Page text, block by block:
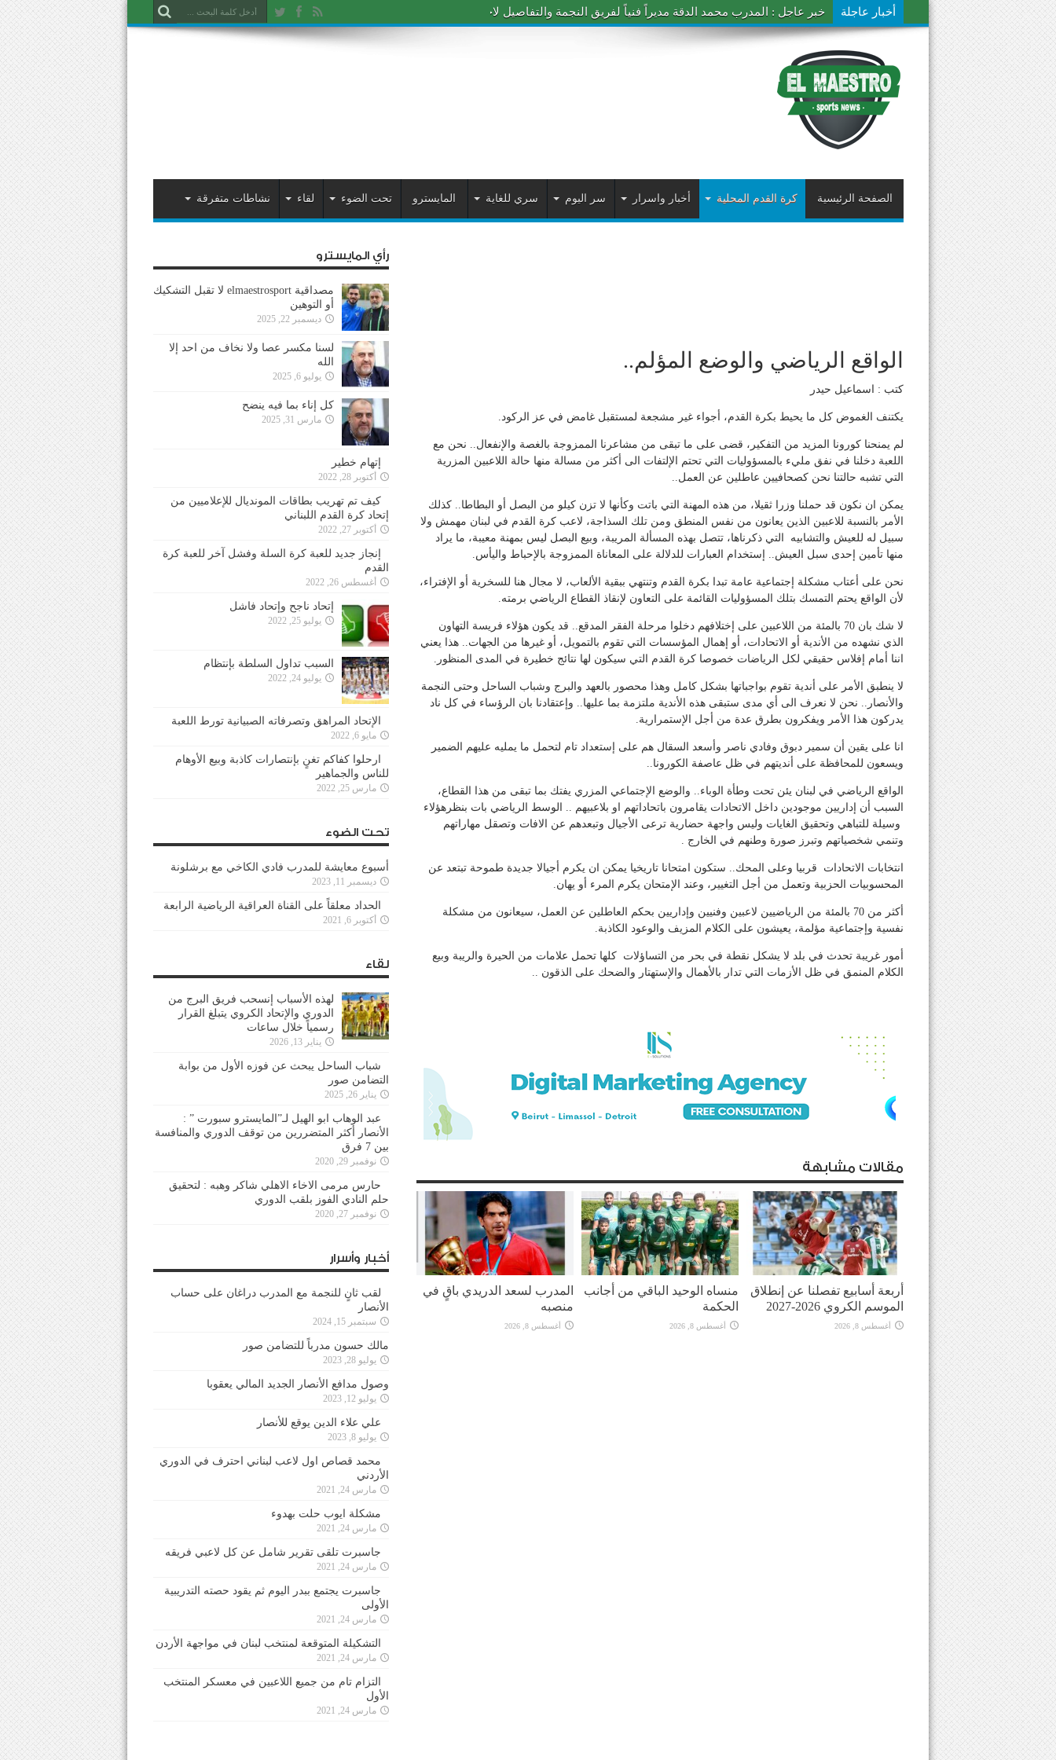
أخبار عاجلة خبر عاجل : المدرب محمد الدقة مديراً فنياً لفريق النجمة والتفاصيل لاحقاً
الصفحة الرئيسية كرة القدم المحلية أخبار واسرار سر اليوم سري للغاية المايسترو تحت الضوء لقاء نشاطات متفرقة
الواقع الرياضي والوضع المؤلم..
كتب : اسماعيل حيدر
يكتنف الغموض كل ما يحيط بكرة القدم، أجواء غير مشجعة لمستقبل غامض في عز الركود.
لم يمنحنا كورونا المزيد من التفكير، قضى على ما تبقى من مشاعرنا الممزوجة بالغصة والإنفعال.. نحن مع
اللعبة دخلنا في نفق مليء بالمسؤوليات التي تحتم الإلتفات الى أكثر من مسالة منها حالة اللاعبين المزرية
التي تشبه حالتنا نحن كصحافيين عاطلين عن العمل..
يمكن ان نكون قد حملنا وزرا ثقيلا، من هذه المهنة التي باتت وكأنها لا تزن كيلو من البصل أو البطاطا.. كذلك
الأمر بالنسبة للاعبين الذين يعانون من نفس المنطق ومن تلك السذاجة، لاعب كرة القدم في لبنان مهمش ولا
سبيل له للعيش والتشابيه التي ذكرناها، تتصل بهذه المسألة المريبة، وبيع البصل ليس بمهنة معيبة، ما يراد
منها تأمين إحدى سبل العيش.. إستخدام العبارات للدلالة على المعاناة الممزوجة بالإحباط واليأس.
نحن على أعتاب مشكلة إجتماعية عامة تبدا بكرة القدم وتنتهي ببقية الألعاب، لا مجال هنا للسخرية أو الإفتراء،
لأن الواقع يحتم التمسك بتلك المسؤوليات القائمة على التعاون لإنقاذ القطاع الرياضي برمته.
لا شك بان 70 بالمئة من اللاعبين على إختلافهم دخلوا مرحلة الفقر المدقع.. قد يكون هؤلاء فريسة التهاون
الذي نشهده من الأندية أو الاتحادات، أو إهمال المؤسسات التي تقوم بالتمويل، أو غيرها من الجهات.. هذا يعني
اننا أمام إفلاس حقيقي لكل الرياضات خصوصا كرة القدم التي سيكون لها نتائج خطيرة في المدى المنظور.
لا ينطبق الأمر على أندية تقوم بواجباتها بشكل كامل وهذا محصور بالعهد والبرج وشباب الساحل وحتى النجمة
والأنصار.. نحن لا نعرف الى أي مدى ستبقى هذه الأندية ملتزمة بما عليها.. وإعتقادنا بان الرؤساء في كل ناد
يدركون هذا الأمر ويفكرون بطرق عدة من أجل الإستمرارية.
انا على يقين أن سمير دبوق وفادي ناصر وأسعد السقال هم على إستعداد تام لتحمل ما يمليه عليهم الضمير
ويسعون للمحافظة على أنديتهم في ظل عاصفة الكورونا..
الواقع الرياضي في لبنان يئن تحت وطأة الوباء.. والوضع الإجتماعي المزري يفتك بما تبقى من هذا القطاع،
السبب أن إداريين موجودين داخل الاتحادات يقامرون باتحاداتهم او بلاعبيهم .. الوسط الرياضي بات بنظرهؤلاء
وسيلة للتباهي وتحقيق الغايات وليس واجهة حضارية ترعى الأجيال وتبعدهم عن الافات وتصقل مهاراتهم
وتنمي شخصياتهم وتبرز صورة وطنهم في الخارج .
انتخابات الاتحادات قربيا وعلى المحك.. ستكون امتحانا تاريخيا يمكن ان يكرم أجيالا جديدة طموحة تبتعد عن
المحسوبيات الحزبية وتعمل من أجل التغيير، وعند الإمتحان يكرم المرء أو يهان.
أكثر من 70 بالمئة من الرياضيين لاعبين وفنيين وإداريين بحكم العاطلين عن العمل، سيعانون من مشكلة
نفسية وإجتماعية مؤلمة، يعيشون على الكلام المزيف والوعود الكاذبة.
أمور غريبة تحدث في بلد لا يشكل نقطة في بحر من التساؤلات كلها تحمل علامات من الحيرة والريبة وبيع
الكلام المنمق في ظل الأزمات التي تدار بالأهمال والإستهتار والضحك على الذقون ..
مقالات مشابهة
أربعة أسابيع تفصلنا عن إنطلاق
الموسم الكروي 2026-2027
أغسطس 8, 2026
منساه الوحيد الباقي من أجانب
الحكمة
أغسطس 8, 2026
المدرب لسعد الدريدي باقٍ في
منصبه
أغسطس 8, 2026
رأي المايسترو
مصداقية elmaestrosport لا تقبل التشكيك
أو التوهين
ديسمبر 22, 2025
لسنا مكسر عصا ولا نخاف من احد إلا
الله
يوليو 6, 2025
كل إناء بما فيه ينضح
مارس 31, 2025
إتهام خطير
أكتوبر 28, 2022
كيف تم تهريب بطاقات المونديال للإعلاميين من
إتحاد كرة القدم اللبناني
أكتوبر 27, 2022
إنجاز جديد للعبة كرة السلة وفشل آخر للعبة كرة
القدم
أغسطس 26, 2022
إتحاد ناجح وإتحاد فاشل
يوليو 25, 2022
السبب تداول السلطة بإنتظام
يوليو 24, 2022
الإتحاد المراهق وتصرفاته الصبيانية تورط اللعبة
مايو 6, 2022
ارحلوا كفاكم تغنٍ بإنتصارات كاذبة وبيع الأوهام
للناس والجماهير
مارس 25, 2022
تحت الضوء
أسبوع معايشة للمدرب فادي الكاخي مع برشلونة
ديسمبر 11, 2023
الحداد معلقاً على القناة العراقية الرياضية الرابعة
أكتوبر 6, 2021
لقاء
لهذه الأسباب إنسحب فريق البرج من
الدوري والإتحاد الكروي يتبلغ القرار
رسمياً خلال ساعات
يناير 13, 2026
شباب الساحل يبحث عن فوزه الأول من بوابة
التضامن صور
يناير 26, 2025
عبد الوهاب ابو الهيل لـ”المايسترو سبورت ” :
الأنصار أكثر المتضررين من توقف الدوري والمنافسة
بين 7 فرق
نوفمبر 29, 2020
حارس مرمى الاخاء الاهلي شاكر وهبه : لتحقيق
حلم النادي الفوز بلقب الدوري
نوفمبر 27, 2020
أخبار وأسرار
لقب ثانٍ للنجمة مع المدرب دراغان على حساب
الأنصار
سبتمبر 15, 2024
مالك حسون مدرباً للتضامن صور
يوليو 28, 2023
وصول مدافع الأنصار الجديد المالي يعقوبا
يوليو 12, 2023
علي علاء الدين يوقع للأنصار
يوليو 8, 2023
محمد قصاص اول لاعب لبناني احترف في الدوري
الأردني
مارس 24, 2021
مشكلة ايوب حلت بهدوء
مارس 24, 2021
جاسبرت تلقى تقرير شامل عن كل لاعبي فريقه
مارس 24, 2021
جاسبرت يجتمع ببدر اليوم ثم يقود حصته التدريبية
الأولى
مارس 24, 2021
التشكيلة المتوقعة لمنتخب لبنان في مواجهة الأردن
مارس 24, 2021
التزام تام من جميع اللاعبين في معسكر المنتخب
الأول
مارس 24, 2021